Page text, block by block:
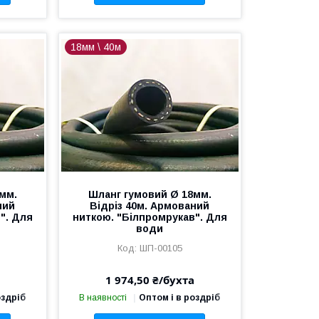
Для
18мм \ 40м
Шланг гумовий Ø 18мм.
Відріз 40м. Армований
ниткою. "Білпромрукав". Для
води
ШП-00105
1 974,50 ₴/бухта
В наявності Оптом і в роздріб